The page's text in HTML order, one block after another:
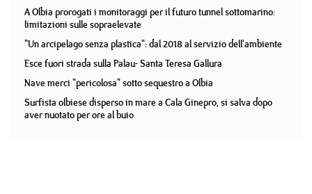
A Olbia prorogati i monitoraggi per il futuro tunnel sottomarino:
limitazioni sulle sopraelevate
"Un arcipelago senza plastica": dal 2018 al servizio dell'ambiente
Esce fuori strada sulla Palau- Santa Teresa Gallura
Nave merci "pericolosa" sotto sequestro a Olbia
Surfista olbiese disperso in mare a Cala Ginepro, si salva dopo
aver nuotato per ore al buio